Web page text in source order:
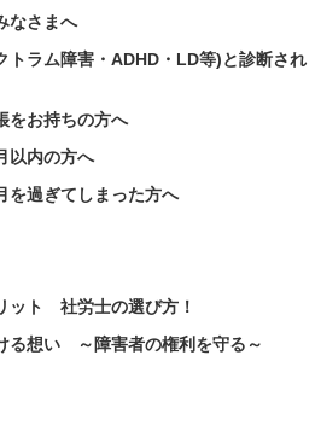
なさまへ
トラム障害・ADHD・LD等)と診断され
をお持ちの方へ
以内の方へ
を過ぎてしまった方へ
ット 社労士の選び方！
る想い ～障害者の権利を守る～